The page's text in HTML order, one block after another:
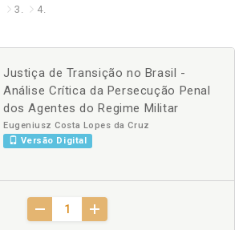
3. 4.
Justiça de Transição no Brasil -
Análise Crítica da Persecução Penal
dos Agentes do Regime Militar
Eugeniusz Costa Lopes da Cruz
Versão Digital